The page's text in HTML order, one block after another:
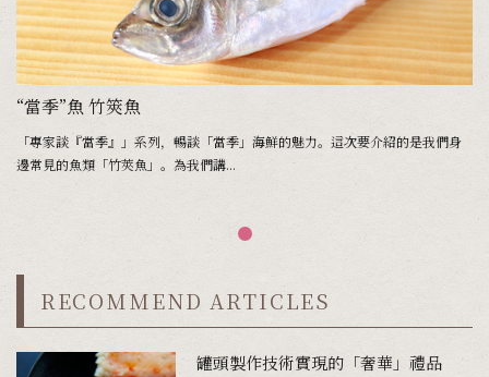
“當季”魚 竹筴魚
「專家談『當季』」系列，暢談「當季」海鮮的魅力。這次要介紹的是我們身
邊常見的魚類「竹莢魚」。為我們講...
RECOMMEND ARTICLES
罐頭製作技術實現的「奢華」禮品